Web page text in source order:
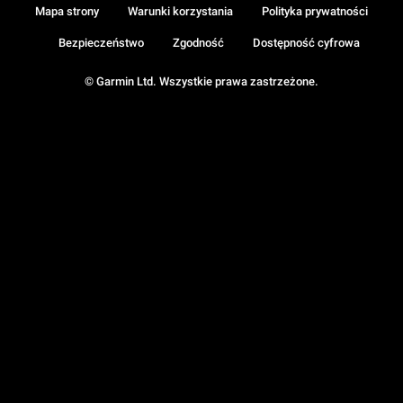
© Garmin Ltd. Wszystkie prawa zastrzeżone.
Mapa strony Warunki korzystania Polityka prywatności
Bezpieczeństwo Zgodność Dostępność cyfrowa